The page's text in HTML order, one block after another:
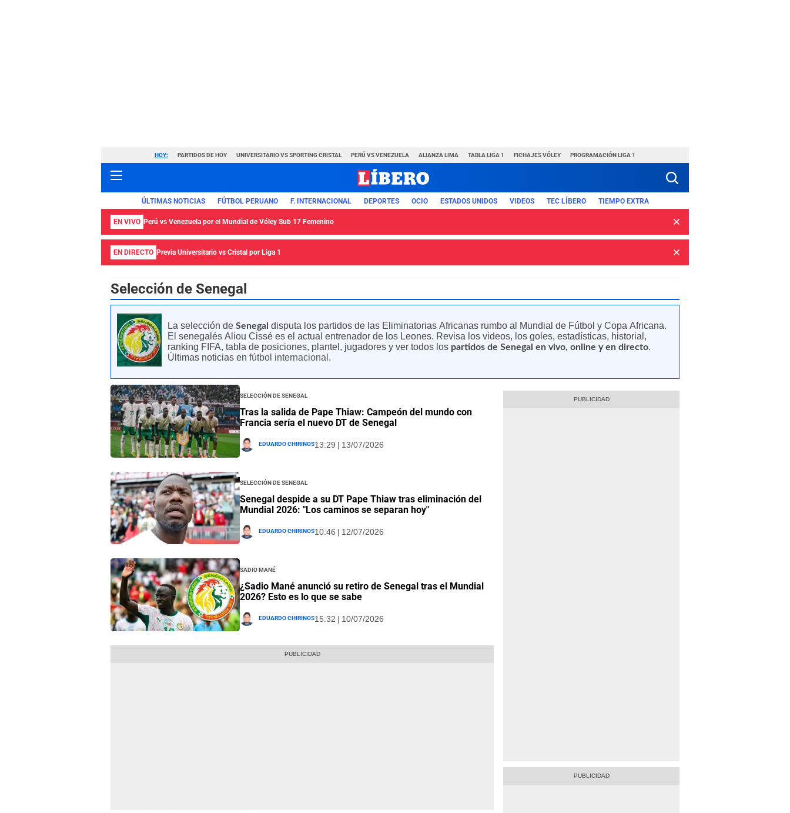
HOY: PARTIDOS DE HOY UNIVERSITARIO VS SPORTING CRISTAL PERÚ VS VENEZUELA ALIANZA LIMA TABLA LIGA 1 FICHAJES VÓLEY PROGRAMACIÓN LIGA 1
ÚLTIMAS NOTICIAS FÚTBOL PERUANO F. INTERNACIONAL DEPORTES OCIO ESTADOS UNIDOS VIDEOS TEC LÍBERO TIEMPO EXTRA
EN VIVO Perú vs Venezuela por el Mundial de Vóley Sub 17 Femenino
EN DIRECTO Previa Universitario vs Cristal por Liga 1
Selección de Senegal
La selección deSenegaldisputa los partidos de las Eliminatorias Africanas rumbo al Mundial de Fútbol y Copa Africana.
El senegalés Aliou Cissé es el actual entrenador de los Leones. Revisa los videos, los goles, estadísticas, historial,
ranking FIFA, tabla de posiciones, plantel, jugadores y ver todos los partidos de Senegal en vivo, online y en directo.
Últimas noticias enfútbol internacional.
Selección de Senegal
Tras la salida de Pape Thiaw: Campeón del mundo con
Francia sería el nuevo DT de Senegal
Eduardo Chirinos13:29 | 13/07/2026
Selección de Senegal
Senegal despide a su DT Pape Thiaw tras eliminación del
Mundial 2026: "Los caminos se separan hoy"
Eduardo Chirinos10:46 | 12/07/2026
Sadio Mané
¿Sadio Mané anunció su retiro de Senegal tras el Mundial
2026? Esto es lo que se sabe
Eduardo Chirinos15:32 | 10/07/2026